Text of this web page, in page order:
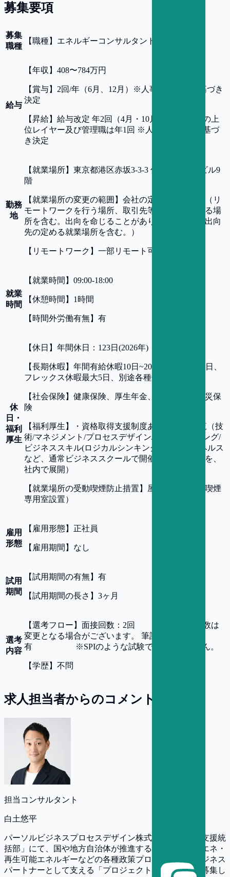
募集要項
募集
職種
【職種】 エネルギーコンサルタント
給与
【年収 】 408〜784万円
【 賞与】 2回/年（6月、12月）※人事評価制度に基づき
決定
【昇給】 給与改定 年2回（4月・10月） ※G4以上の上
位レイヤー及び管理職は年1回 ※人事評価制度に基づ
き決定
勤務
地
【 就業場所】 東京都港区赤坂3-3-3 住友生命赤坂ビル9
階
【 就業場所の変更の範囲 】 会社の定める就業場所（リ
モートワークを行う場所、取引先等会社が指定する場
所を含む。出向を命じることがあり、その場合は出向
先の定める就業場所を含む。）
【 リモートワーク 】 一部リモート可
就業
時間
【 就業時間 】 09:00-18:00
【休憩時間 】 1時間
【 時間外労働有無】 有
休
日・
福利
厚生
【休日 】 年間休日：123日(2026年)
【長期休暇 】 年間有給休暇10日~20日、年末年始5日、
フレックス休暇最大5日、別途各種休暇制度あり
【社会保険 】 健康保険、厚生年金、雇用保険、労災保
険
【福利厚生 】
・資格取得支援制度あり ・研修一覧（技
術/マネジメント/プロセスデザイン/RPA/e-ラーニング/
ビジネススキル(ロジカルシンキングやメンタルヘルス
など、通常ビジネススクールで開催している内容を、
社内で展開）
【 就業場所の受動喫煙防止措置 】
屋内原則禁煙（喫煙
専⽤室設置）
雇用
形態
【 雇用形態】 正社員
【 雇用期間 】 なし
試用
期間
【試用期間の有無】 有
【試用期間の長さ 】 3ヶ月
選考
内容
【選考フロー 】 ⾯接回数：2回 ※⾯接回数は
変更となる場合がございます。 筆記・Web試験 ：
有 ※SPIのような試験ではございません。
【学歴】 不問
求人担当者からのコメント
担当コンサルタント
白土悠平
パーソルビジネスプロセスデザイン株式会社の「政策支援統
括部」にて、国や地方自治体が推進する経済対策・省エネ・
再生可能エネルギーなどの各種政策プロジェクトをビジネス
パートナーとして支える「プロジェクト推進担当」を募集し